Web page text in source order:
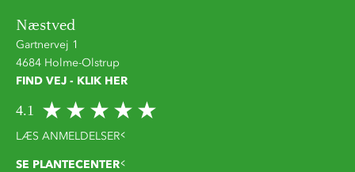
Næstved
Gartnervej 1
4684 Holme-Olstrup
FIND VEJ - KLIK HER
4.1
LÆS ANMELDELSER
SE PLANTECENTER